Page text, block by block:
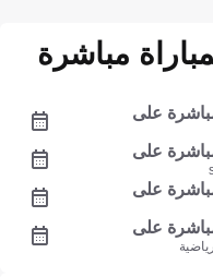
مباشرة
على
على
على
على